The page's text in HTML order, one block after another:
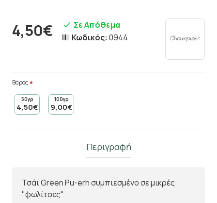
4,50€
Σε Απόθεμα
Κωδικός: 0944
Βάρος
50γρ
4,50€
100γρ
9,00€
Περιγραφή
Τσάι Green Pu-erh συμπιεσμένο σε μικρές
"φωλίτσες"